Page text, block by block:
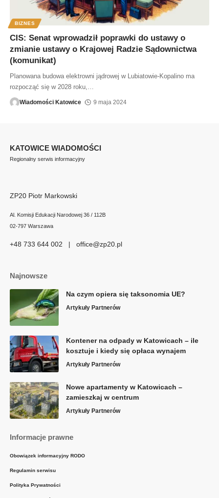
BIZNES
CIS: Senat wprowadził poprawki do ustawy o
zmianie ustawy o Krajowej Radzie Sądownictwa
(komunikat)
Planowana budowa elektrowni jądrowej w Lubiatowie-Kopalino ma
rozpocząć się w 2028 roku,…
Wiadomości Katowice 9 maja 2024
KATOWICE WIADOMOŚCI
Regionalny serwis informacyjny
ZP20 Piotr Markowski
Al. Komisji Edukacji Narodowej 36 / 112B
02-797 Warszawa
+48 733 644 002 | office@zp20.pl
Najnowsze
Na czym opiera się taksonomia UE?
Artykuły Partnerów
Kontener na odpady w Katowicach – ile
kosztuje i kiedy się opłaca wynajem
Artykuły Partnerów
Nowe apartamenty w Katowicach –
zamieszkaj w centrum
Artykuły Partnerów
Informacje prawne
Obowiązek informacyjny RODO
Regulamin serwisu
Polityka Prywatności